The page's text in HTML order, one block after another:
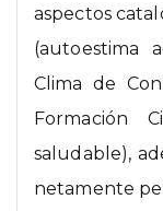
aspectos
(autoestima
Clima de
Formación
saludable),
netamente